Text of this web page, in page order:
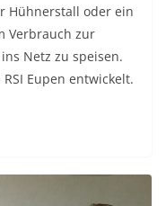
Hühnerstall oder ein
Verbrauch zur
Netz zu speisen.
Eupen entwickelt.